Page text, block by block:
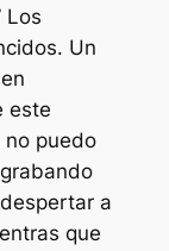
Los
Un
este
no puedo
a
que